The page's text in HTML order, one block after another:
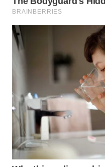
WAHANANEWS
ID
WAHANANEWS
WAHANANEWS
WAHANA
SPORT
WAHANA